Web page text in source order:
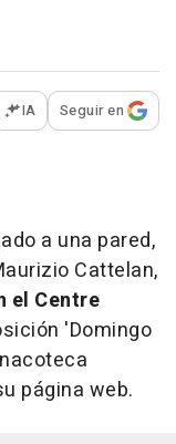
opciones para
IA Seguir en
a una pared,
Cattelan,
el Centre
'Domingo
página web.